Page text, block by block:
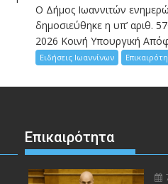
Ο Δήμος Ιωαννιτών
δημοσιεύθηκε η υπ’ αριθ.
2026 Κοινή Υπουργική
Ειδήσεις Ιωαννίνων
Επικαιρότητα